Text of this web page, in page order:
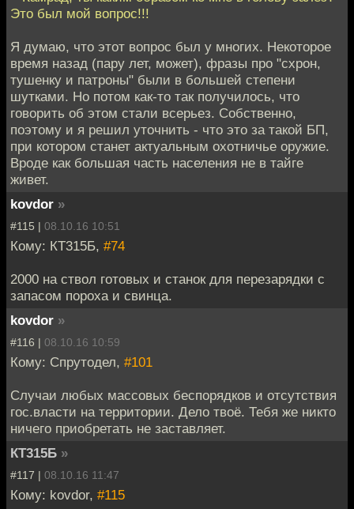
Это был мой вопрос!!!
Я думаю, что этот вопрос был у многих. Некоторое
время назад (пару лет, может), фразы про "схрон,
тушенку и патроны" были в большей степени
шутками. Но потом как-то так получилось, что
говорить об этом стали всерьез. Собственно,
поэтому и я решил уточнить - что это за такой БП,
при котором станет актуальным охотничье оружие.
Вроде как большая часть населения не в тайге
живет.
kovdor »
#115 | 08.10.16 10:51
Кому: КТ315Б, #74
2000 на ствол готовых и станок для перезарядки с
запасом пороха и свинца.
kovdor »
#116 | 08.10.16 10:59
Кому: Спрутодел, #101
Случаи любых массовых беспорядков и отсутствия
гос.власти на территории. Дело твоё. Тебя же никто
ничего приобретать не заставляет.
КТ315Б »
#117 | 08.10.16 11:47
Кому: kovdor, #115